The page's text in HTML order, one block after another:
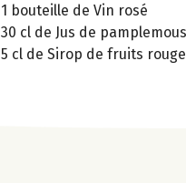
1 bouteille de Vin rosé
30 cl de Jus de
5 cl de Sirop de fruits